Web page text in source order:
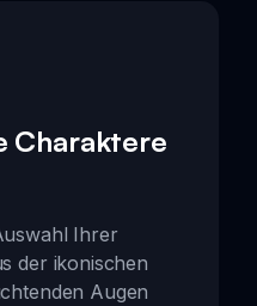
Charaktere
Ihrer
der ikonischen
Augen